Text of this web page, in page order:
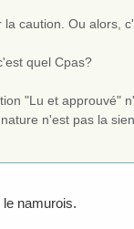
la caution. Ou alors,
quel Cpas?
"Lu et approuvé"
n'est pas la
namurois.